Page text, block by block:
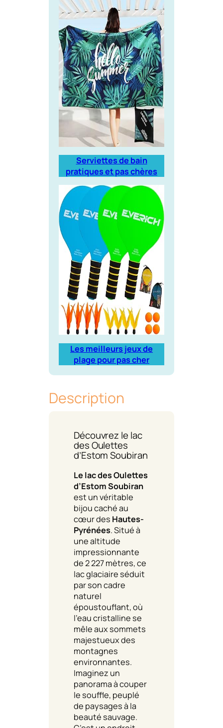
Serviettes de bain
pratiques et pas chères
Les meilleurs jeux de
plage pour pas cher
Description
Découvrez le lac
des Oulettes
d’Estom Soubiran
Le lac des Oulettes
d’Estom Soubiran
est un véritable
bijou caché au
cœur des Hautes-
Pyrénées. Situé à
une altitude
impressionnante
de 2 227 mètres, ce
lac glaciaire séduit
par son cadre
naturel
époustouflant, où
l’eau cristalline se
mêle aux sommets
majestueux des
montagnes
environnantes.
Imaginez un
panorama à couper
le souffle, peuplé
de paysages à la
beauté sauvage.